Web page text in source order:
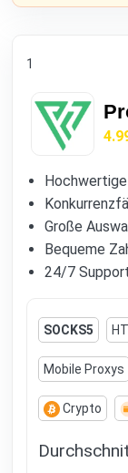
1
Große
Bequeme
24/7
SOCKS5
Mobile Proxys
Crypto